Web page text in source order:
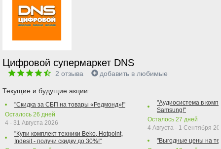
Цифровой супермаркет DNS
2 отзыва добавить в любимые
Текущие и будущие акции:
"Скидка за СБП на товары «Редмонд»!"
Осталось 26 дней
4 - 31 Августа 2026
"Купи комплект техники Beko, Hotpoint,
Indesit - получи скидку до 30%!"
"Аудиосистема в
Samsung!"
Осталось 27 дней
4 Августа - 1 Сентября
"Выгодные цены на